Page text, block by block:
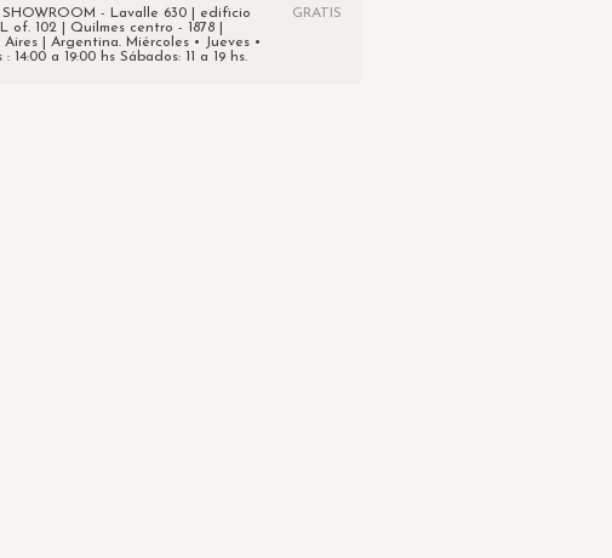
- Lavalle 630 | edificio
of. 102 | Quilmes centro - 1878 |
Aires | Argentina. Miércoles • Jueves •
14:00 a 19:00 hs Sábados: 11 a 19 hs.
GRATIS